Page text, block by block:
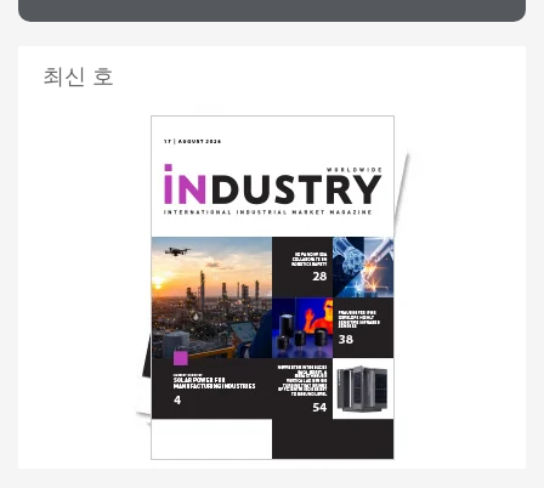
최신 호